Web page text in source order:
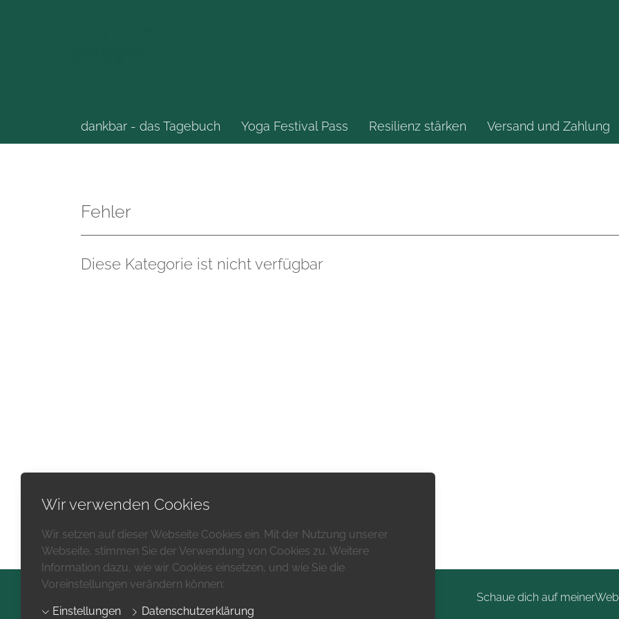
Wir verwenden Cookies
Wir setzen auf dieser Webseite Cookies ein. Mit der Nutzung unserer
Webseite, stimmen Sie der Verwendung von Cookies zu. Weitere
Information dazu, wie wir Cookies einsetzen, und wie Sie die
Voreinstellungen verändern können:
Einstellungen Datenschutzerklärung
dankbar - das Tagebuch Yoga Festival Pass Resilienz stärken Versand und Zahlung
Fehler
Diese Kategorie ist nicht verfügbar
Impressum
Schaue dich auf meiner